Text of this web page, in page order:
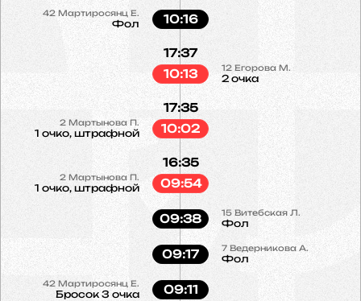
42 Мартиросянц Е.
Фол 10:16
12 Егорова М.
2 очка
17:37
10:13
2 Мартынова П.
1 очко, штрафной
17:35
10:02
2 Мартынова П.
1 очко, штрафной
16:35
09:54
15 Витебская Л.
Фол
09:38
7 Ведерникова А.
Фол
09:17
42 Мартиросянц Е.
Бросок 3 очка 09:11